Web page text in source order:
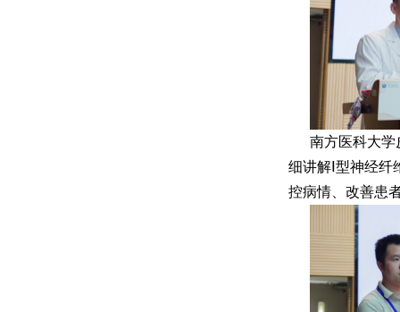
南方医科大
细讲解Ⅰ型神经
控病情、改善患